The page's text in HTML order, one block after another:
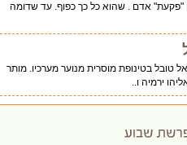
אדם . שהוא כל כך כפוף. עד שדומה
מוסרית מנוער מערכיו. מותר
ו..